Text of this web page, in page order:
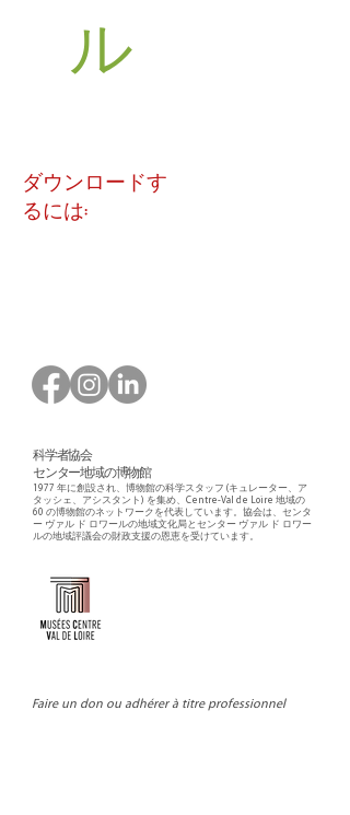
ル
ダウンロードす
るには:
科学者協会
センター地域の博物館
1977 年に創設され、博物館の科学スタッフ (キュレーター、ア
タッシェ、アシスタント) を集め、Centre-Val de Loire 地域の
60 の博物館のネットワークを代表しています。協会は、センタ
ー ヴァル ド ロワールの地域文化局とセンター ヴァル ド ロワー
ルの地域評議会の財政支援の恩恵を受けています。
Faire un don ou adhérer à titre professionnel